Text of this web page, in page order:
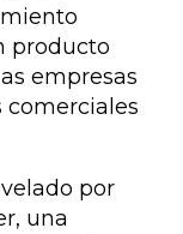
producto
empresas
por
una